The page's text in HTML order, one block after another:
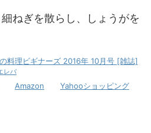
ねぎを散らし、しょうがを
料理ビギナーズ 2016年 10月号 [雑誌]
レバ
Amazon Yahooショッピング